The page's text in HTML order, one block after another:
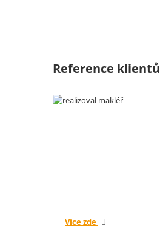
Reference klientů
Více zde